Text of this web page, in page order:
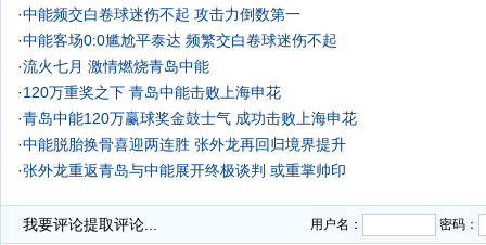
·中能频交白卷球迷伤不起 攻击力倒数第一
·中能客场0:0尴尬平泰达 频繁交白卷球迷伤不起
·流火七月 激情燃烧青岛中能
·120万重奖之下 青岛中能击败上海申花
·青岛中能120万赢球奖金鼓士气 成功击败上海申花
·中能脱胎换骨喜迎两连胜 张外龙再回归境界提升
·张外龙重返青岛与中能展开终极谈判 或重掌帅印
我要评论提取评论... 用户名： 密码：